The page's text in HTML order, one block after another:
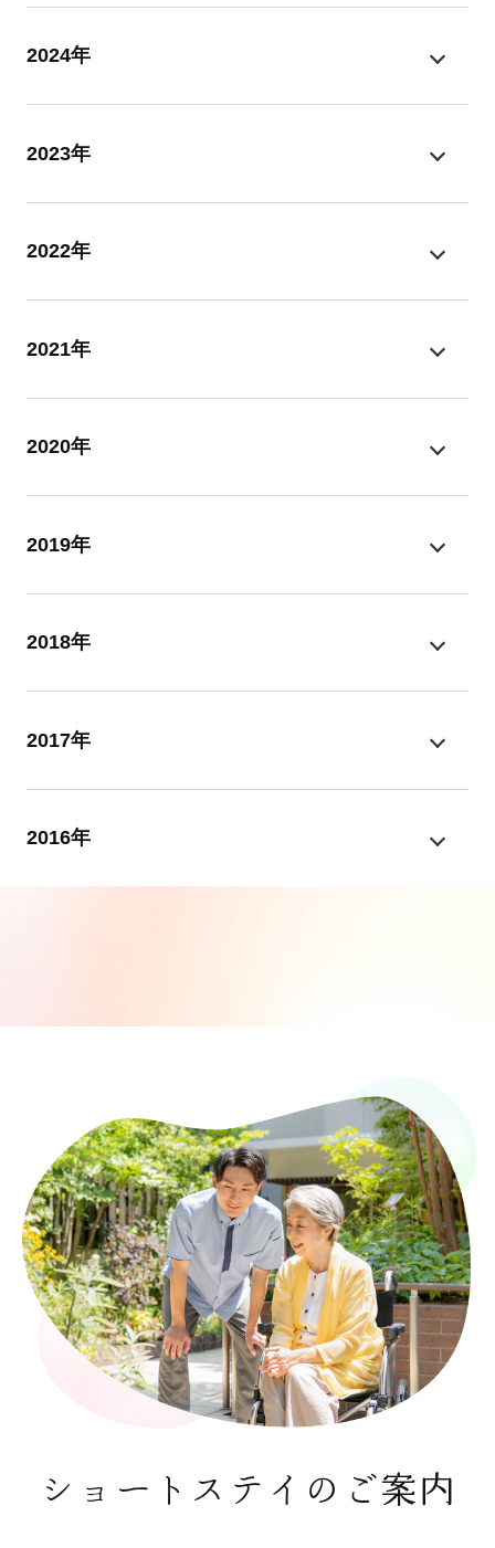
2024年
2023年
2022年
2021年
2020年
2019年
2018年
2017年
2016年
ショートステイのご案内